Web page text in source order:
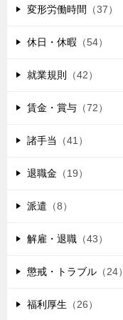
変形労働時間 （37）
休日・休暇 （54）
就業規則 （42）
賃金・賞与 （72）
諸手当 （41）
退職金 （19）
派遣 （8）
解雇・退職 （43）
懲戒・トラブル （24）
福利厚生 （26）